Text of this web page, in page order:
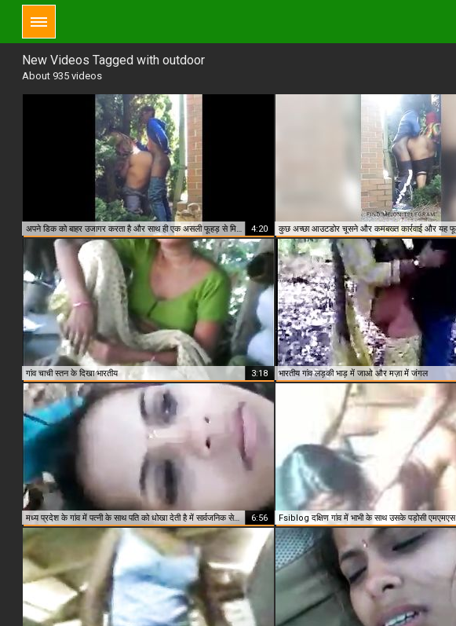
New Videos Tagged with outdoor
About 935 videos
अपने डिक को बाहर उजागर करता है और साथ ही एक असली फूहड़ से मिलने की उम्मीद करता है 4:20
गांव चाची स्तन के दिखा भारतीय 3:18 भारतीय गांव लड़की भाड़ में जाओ और मज़ा में जंगल
मध्य प्रदेश के गांव में पत्नी के साथ पति को धोखा देती है में सार्वजनिक सेक्स 6:56 Fsiblog दक्षिण गांव में भाभी के साथ उसके पड़ोसी एमएमएस